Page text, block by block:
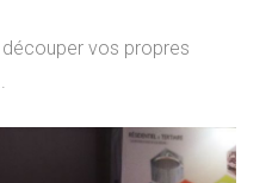
vos propres